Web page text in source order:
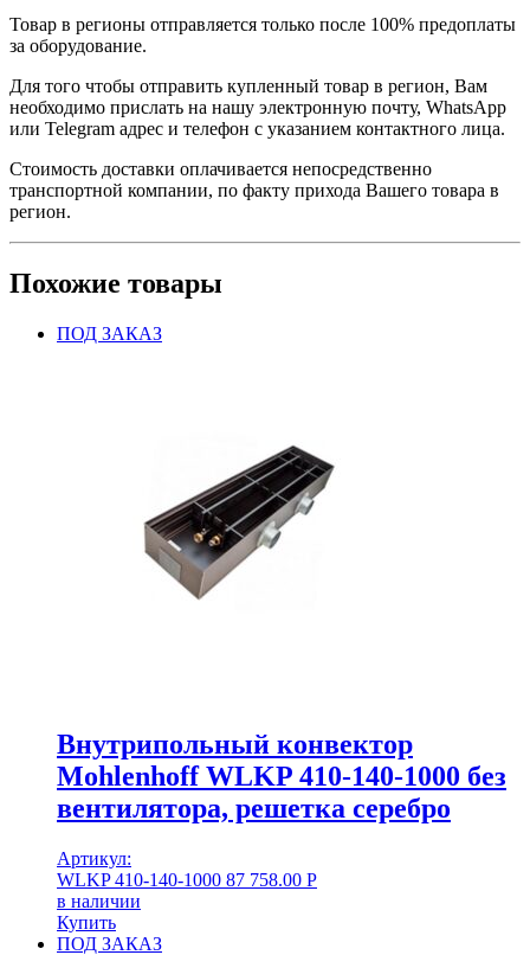
Товар в регионы отправляется только после 100% предоплаты
за оборудование.
Для того чтобы отправить купленный товар в регион, Вам
необходимо прислать на нашу электронную почту, WhatsApp
или Telegram адрес и телефон с указанием контактного лица.
Стоимость доставки оплачивается непосредственно
транспортной компании, по факту прихода Вашего товара в
регион.
Похожие товары
ПОД ЗАКАЗ
Внутрипольный конвектор
Mohlenhoff WLKP 410-140-1000 без
вентилятора, решетка серебро
Артикул:
WLKP 410-140-1000 87 758.00 Р
в наличии
Купить
ПОД ЗАКАЗ